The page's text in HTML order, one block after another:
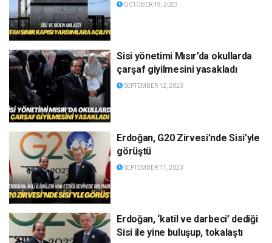
OCTOBER 19, 2023
Sisi yönetimi Mısır’da okullarda
çarşaf giyilmesini yasakladı
SEPTEMBER 12, 2023
Erdoğan, G20 Zirvesi’nde Sisi’yle
görüştü
SEPTEMBER 11, 2023
Erdoğan, ‘katil ve darbeci’ dediği
Sisi ile yine buluşup, tokalaştı